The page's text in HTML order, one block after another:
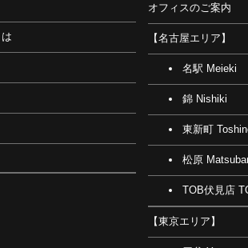
オフィスのご案内
【名古屋エリア】
名駅 Meieki
錦 Nishiki
東新町
松原
TOB伏見店
【東京エリア】